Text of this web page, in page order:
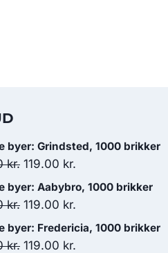
byer: Grindsted, 1000 brikker
kr. Den
oprindelige
pris
179.00 kr..
119.00 kr.
aktuelle
119.00 kr..
byer: Aabybro, 1000 brikker
kr. Den
oprindelige
pris
119.00 kr.
aktuelle
byer: Fredericia, 1000 brikker
kr. Den
119.00 kr.